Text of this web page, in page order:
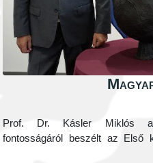
Prof. Dr. Kásler
fontosságáról beszélt